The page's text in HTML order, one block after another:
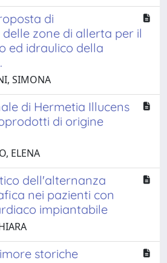
di
zone di allerta per il
ed idraulico della
SIMONA
di Hermetia Illucens
di origine
ELENA
dell'alternanza
nei pazienti con
impiantabile
storiche